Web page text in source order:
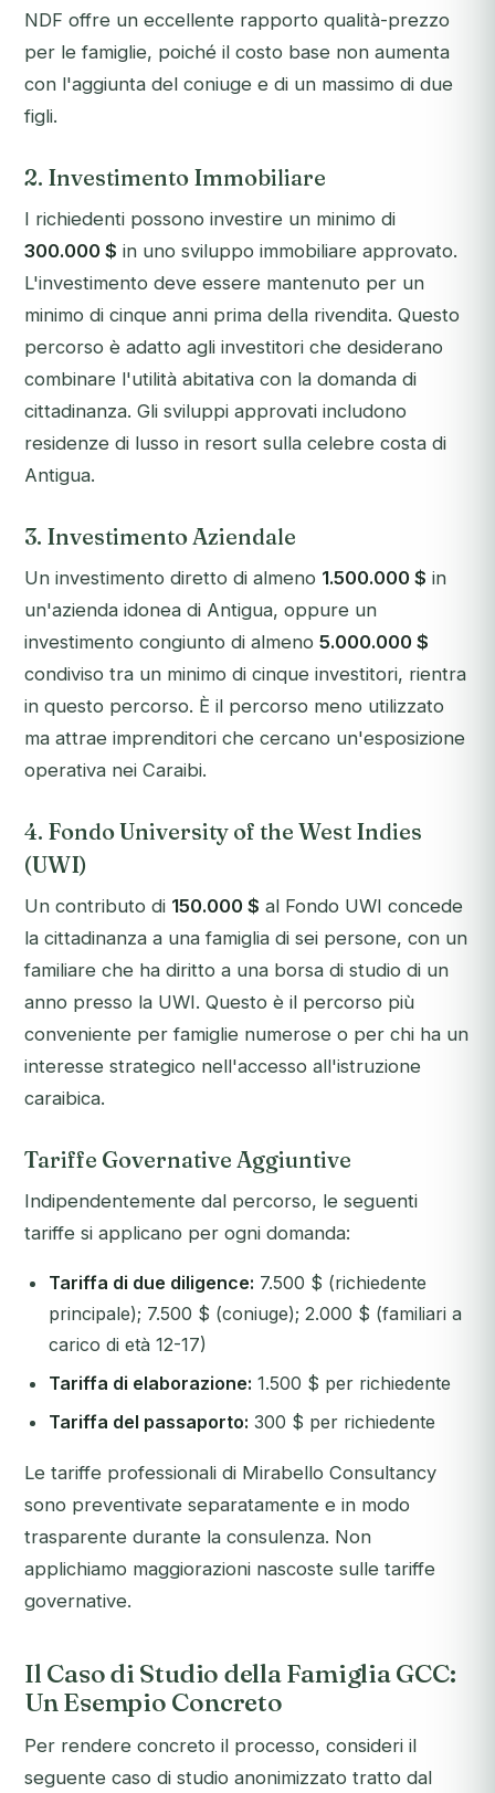
NDF offre un eccellente rapporto qualità-prezzo
per le famiglie, poiché il costo base non aumenta
con l'aggiunta del coniuge e di un massimo di due
figli.
2. Investimento Immobiliare
I richiedenti possono investire un minimo di
300.000 $ in uno sviluppo immobiliare approvato.
L'investimento deve essere mantenuto per un
minimo di cinque anni prima della rivendita. Questo
percorso è adatto agli investitori che desiderano
combinare l'utilità abitativa con la domanda di
cittadinanza. Gli sviluppi approvati includono
residenze di lusso in resort sulla celebre costa di
Antigua.
3. Investimento Aziendale
Un investimento diretto di almeno 1.500.000 $ in
un'azienda idonea di Antigua, oppure un
investimento congiunto di almeno 5.000.000 $
condiviso tra un minimo di cinque investitori, rientra
in questo percorso. È il percorso meno utilizzato
ma attrae imprenditori che cercano un'esposizione
operativa nei Caraibi.
4. Fondo University of the West Indies
(UWI)
Un contributo di 150.000 $ al Fondo UWI concede
la cittadinanza a una famiglia di sei persone, con un
familiare che ha diritto a una borsa di studio di un
anno presso la UWI. Questo è il percorso più
conveniente per famiglie numerose o per chi ha un
interesse strategico nell'accesso all'istruzione
caraibica.
Tariffe Governative Aggiuntive
Indipendentemente dal percorso, le seguenti
tariffe si applicano per ogni domanda:
Tariffa di due diligence: 7.500 $ (richiedente
principale); 7.500 $ (coniuge); 2.000 $ (familiari a
carico di età 12-17)
Tariffa di elaborazione: 1.500 $ per richiedente
Tariffa del passaporto: 300 $ per richiedente
Le tariffe professionali di Mirabello Consultancy
sono preventivate separatamente e in modo
trasparente durante la consulenza. Non
applichiamo maggiorazioni nascoste sulle tariffe
governative.
Il Caso di Studio della Famiglia GCC:
Un Esempio Concreto
Per rendere concreto il processo, consideri il
seguente caso di studio anonimizzato tratto dal